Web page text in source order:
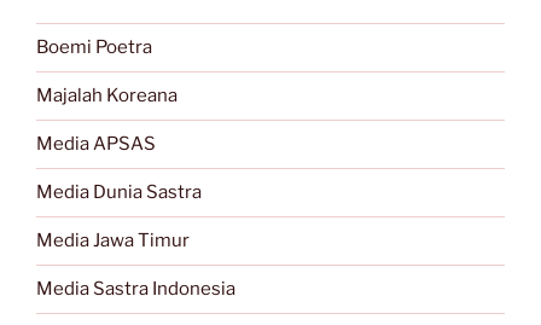
Boemi Poetra
Majalah Koreana
Media APSAS
Media Dunia Sastra
Media Jawa Timur
Media Sastra Indonesia